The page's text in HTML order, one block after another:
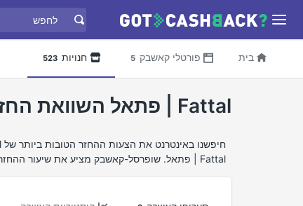
בית פורטלי קאשבק 5 חנויות 523
Fattal | פתאל השוואת החזר כספי
Fattal | פתאל. שופרסל-קאשבק מציע את שיעור ההחזר הכספי הטוב ביותר עבור Fattal | פתאל.